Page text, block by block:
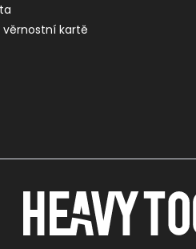
kartě